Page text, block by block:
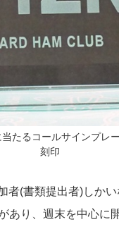
たるコールサインプレ
刻印
者(書類提出者)しか
あり、週末を中心に